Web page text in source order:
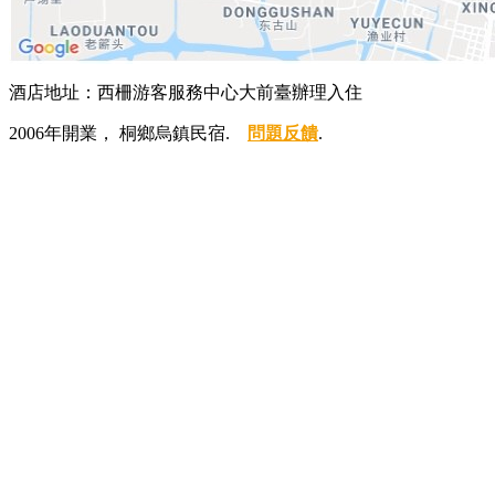
酒店地址：西柵游客服務中心大前臺辦理入住
2006年開業， 桐鄉烏鎮民宿. 問題反饋.